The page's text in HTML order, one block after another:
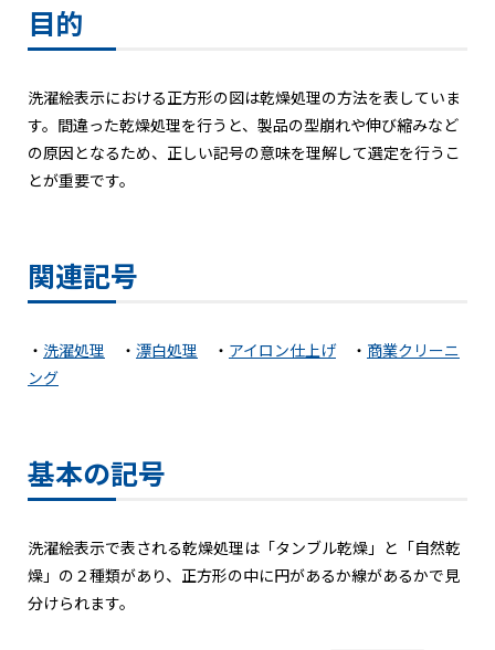
目的
洗濯絵表示における正方形の図は乾燥処理の方法を表していま
す。間違った乾燥処理を行うと、製品の型崩れや伸び縮みなど
の原因となるため、正しい記号の意味を理解して選定を行うこ
とが重要です。
関連記号
・ 洗濯処理 ・ 漂白処理 ・ アイロン仕上げ・ 商業クリーニ
ング
基本の記号
洗濯絵表示で表される乾燥処理は「タンブル乾燥」と「自然乾
燥」の２種類があり、正方形の中に円があるか線があるかで見
分けられます。